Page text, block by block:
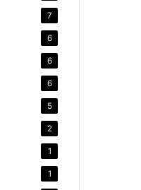
7
6
6
6
5
2
1
1